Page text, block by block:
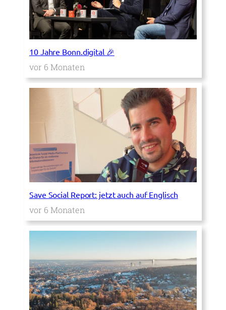
10 Jahre Bonn.digital 🎉
vor 6 Monaten
Save Social Report: jetzt auch auf Englisch
vor 6 Monaten